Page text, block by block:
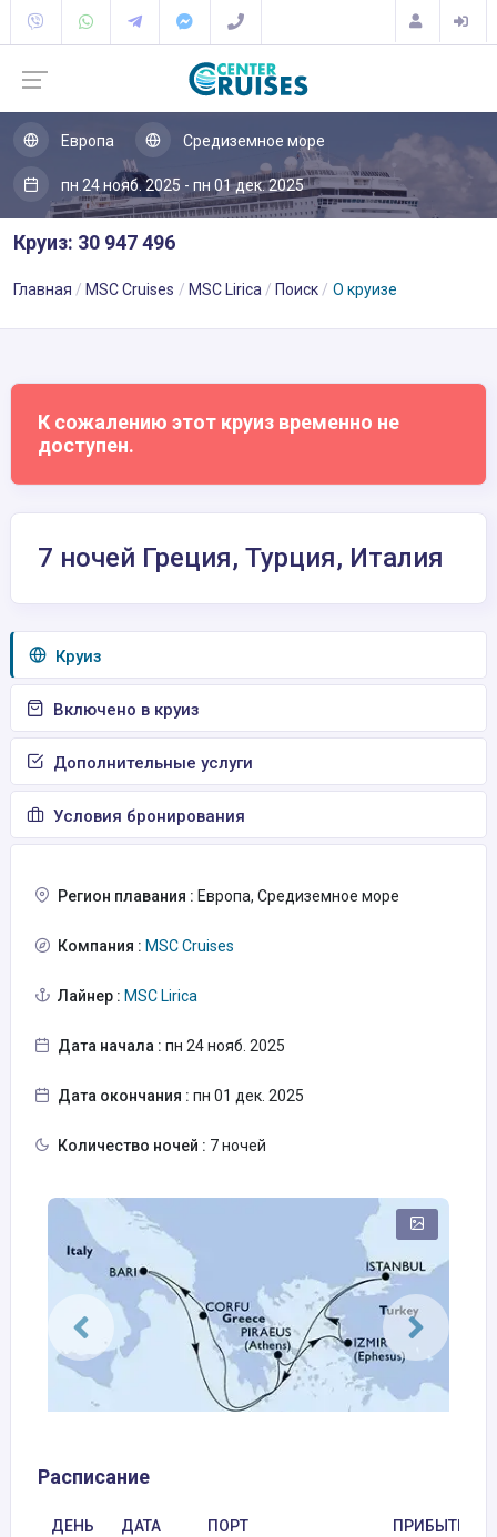
Европа Средиземное море
пн 24 нояб. 2025 - пн 01 дек. 2025
Круиз: 30 947 496
Главная MSC Cruises MSC Lirica Поиск О круизе
К сожалению этот круиз временно не
доступен.
7 ночей Греция, Турция, Италия
Круиз
Включено в круиз
Дополнительные услуги
Условия бронирования
Регион плавания : Европа, Средиземное море
Компания : MSC Cruises
Лайнер : MSC Lirica
Дата начала : пн 24 нояб. 2025
Дата окончания : пн 01 дек. 2025
Количество ночей : 7 ночей
Расписание
ДЕНЬ ДАТА ПОРТ ПРИБЫТИЕ